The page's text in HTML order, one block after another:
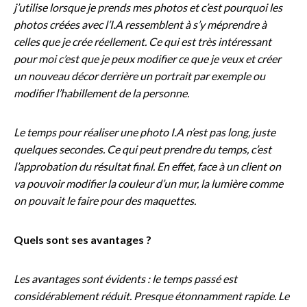
j’utilise lorsque je prends mes photos et c’est pourquoi les
photos créées avec l’I.A ressemblent à s’y méprendre à
celles que je crée réellement. Ce qui est très intéressant
pour moi c’est que je peux modifier ce que je veux et créer
un nouveau décor derrière un portrait par exemple ou
modifier l’habillement de la personne.
Le temps pour réaliser une photo I.A n’est pas long, juste
quelques secondes. Ce qui peut prendre du temps, c’est
l’approbation du résultat final. En effet, face à un client on
va pouvoir modifier la couleur d’un mur, la lumière comme
on pouvait le faire pour des maquettes.
Quels sont ses avantages ?
Les avantages sont évidents : le temps passé est
considérablement réduit. Presque étonnamment rapide. Le